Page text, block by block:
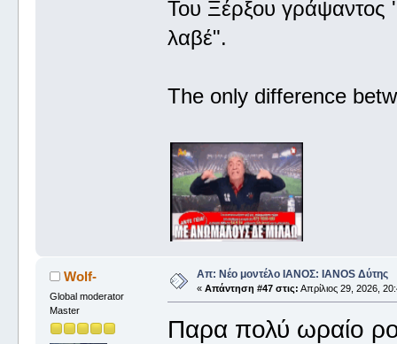
Του Ξέρξου
λαβέ".
The only difference
Wolf-
Global moderator
Master
Απ: Νέο μοντέλο ΙΑΝΟΣ: IANOS Δύτης
« Απάντηση #47 στις: Απρίλιος 29, 2026,
Παρα πολύ ωραίο